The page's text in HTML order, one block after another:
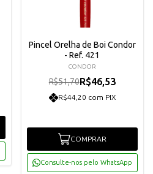
Pincel Orelha de Boi Condor
- Ref. 421
CONDOR
R$51,70R$46,53
R$44,20 com PIX
COMPRAR
Consulte-nos pelo WhatsApp